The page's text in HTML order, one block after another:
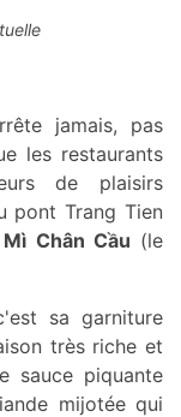
jamais, pas
les restaurants
de plaisirs
pont Trang Tien
Chân Cầu (le
sa garniture
très riche et
sauce piquante
mijotée qui